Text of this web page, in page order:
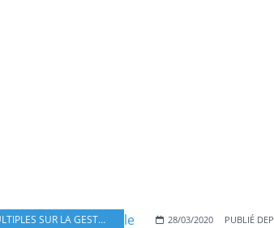
REGARDS MULTIPLES SUR LA GESTION DE LA CRISE DU CORONAVIRUS ,
28/03/2020 PUBLIÉ